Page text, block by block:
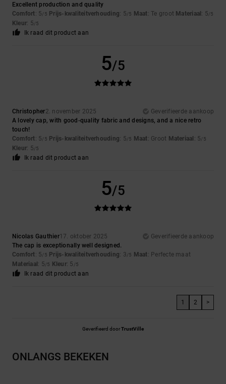
Excellent production and quality
Comfort: 5/5 Prijs-kwaliteitverhouding: 5/5 Maat: Te groot Materiaal : 5/5
Kleur: 5/5
Ik raad dit product aan
5/5
Christopher2. november 2025
Geverifieerde aankoop
A lovely cap, with good-quality fabric and designs, and a nice retro
touch!
Comfort: 5/5 Prijs-kwaliteitverhouding: 5/5 Maat: Groot Materiaal : 5/5
Kleur: 5/5
Ik raad dit product aan
5/5
Nicolas Gauthier17. oktober 2025
Geverifieerde aankoop
The cap is exceptionally well designed.
Comfort: 5/5 Prijs-kwaliteitverhouding: 3/5 Maat: Perfecte maat
Materiaal : 5/5 Kleur: 5 /5
Ik raad dit product aan
1 2 >
Geverifieerd doorTrustVille
ONLANGS BEKEKEN